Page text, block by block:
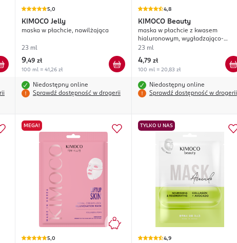
5,0
KIMOCO Jelly
maska w płachcie, nawilżająca
23 ml
9,49 zł
100 ml = 41,26 zł
Niedostępny online
Sprawdź dostępność w drogerii
4,8
KIMOCO Beauty
maska w płachcie z kwasem
hialuronowym, wygładzająco-
nawilżająca
23 ml
4,79 zł
100 ml = 20,83 zł
Niedostępny online
Sprawdź dostępność w drogerii
MEGA!
5,0
TYLKO U NAS
4,9